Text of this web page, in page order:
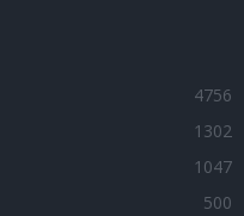
4756
1302
1047
500